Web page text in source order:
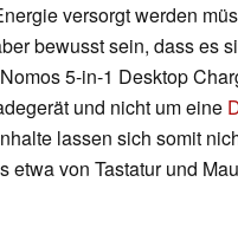
versorgt werden
bewusst sein, dass es
5-in-1 Desktop
und nicht um eine
lassen sich somit
etwa von Tastatur und